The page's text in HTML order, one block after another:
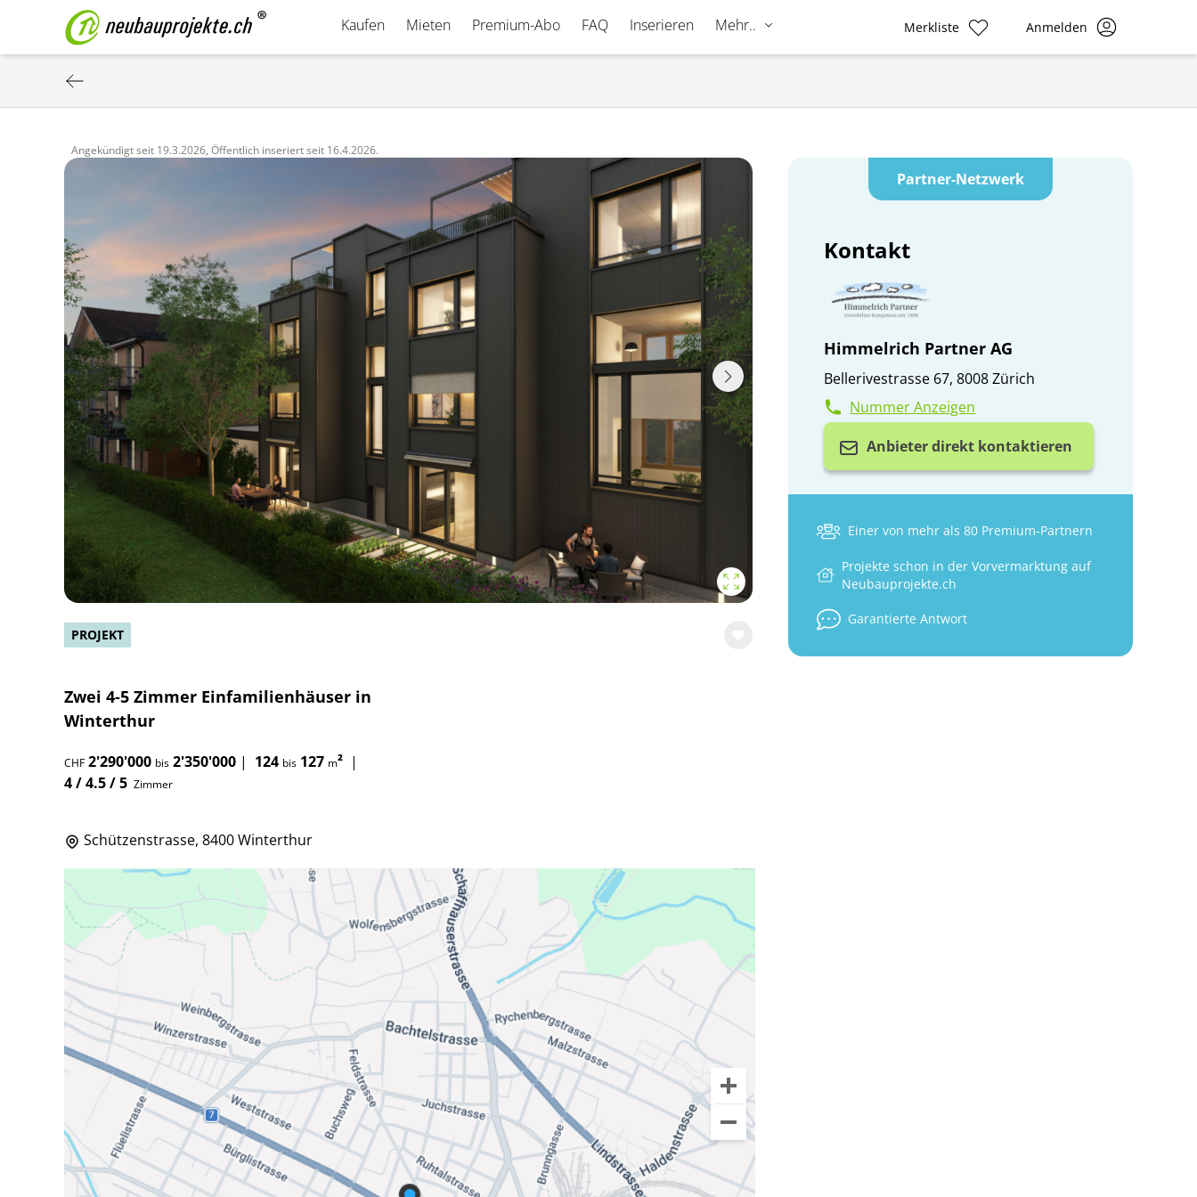
Kaufen Mieten Premium-Abo FAQ Inserieren Mehr.. Merkliste Anmelden
Angekündigt seit 19.3.2026, Öffentlich inseriert seit 16.4.2026.
PROJEKT
Zwei 4-5 Zimmer Einfamilienhäuser in
Winterthur
CHF 2'290'000 bis 2'350'000 | 124 bis 127 m² |
4 / 4.5 / 5 Zimmer
Partner-Netzwerk
Kontakt
Himmelrich Partner AG
Bellerivestrasse 67, 8008 Zürich
Nummer Anzeigen
Anbieter direkt kontaktieren
Einer von mehr als 80 Premium-Partnern
Projekte schon in der Vorvermarktung auf
Neubauprojekte.ch
Garantierte Antwort
Schützenstrasse, 8400 Winterthur